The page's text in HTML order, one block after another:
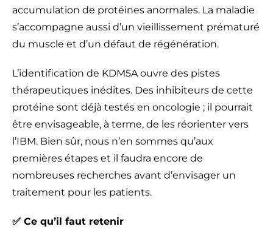
accumulation de protéines anormales. La maladie
s’accompagne aussi d’un vieillissement prématuré
du muscle et d’un défaut de régénération.
L’identification de KDM5A ouvre des pistes
thérapeutiques inédites. Des inhibiteurs de cette
protéine sont déjà testés en oncologie ; il pourrait
être envisageable, à terme, de les réorienter vers
l’IBM. Bien sûr, nous n’en sommes qu’aux
premières étapes et il faudra encore de
nombreuses recherches avant d’envisager un
traitement pour les patients.
✅ Ce qu’il faut retenir